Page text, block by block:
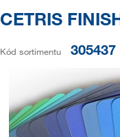
CETRIS
Kód sortimentu 305437